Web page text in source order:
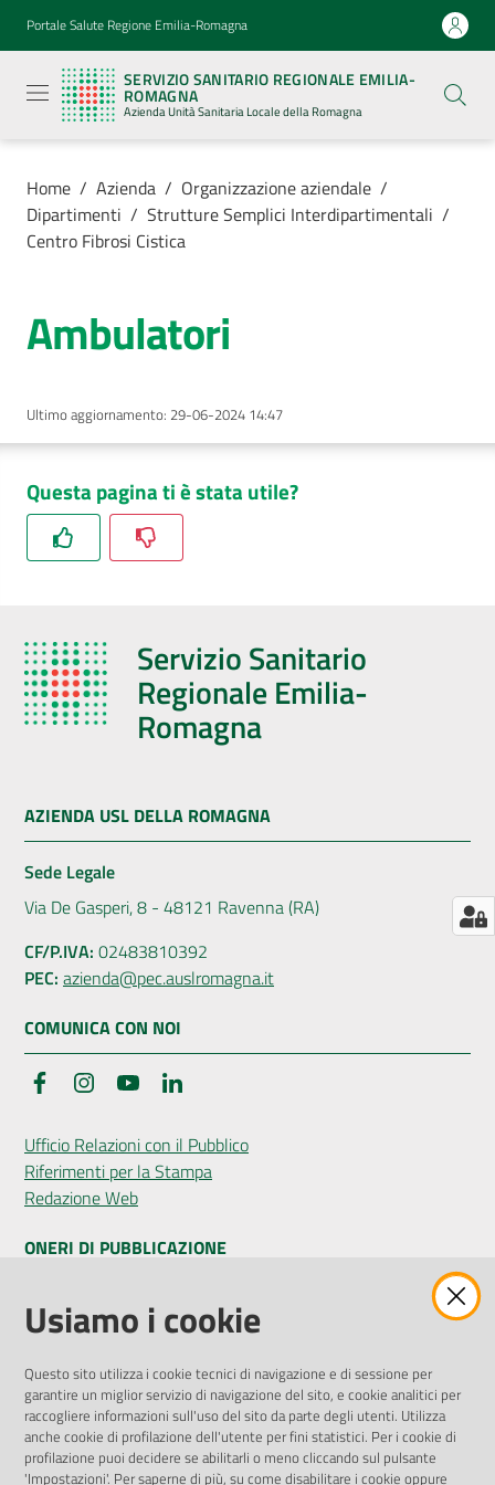
Vai al contenuto
Vai alla navigazione
Vai al footer
Portale Salute Regione Emilia-Romagna
SERVIZIO SANITARIO REGIONALE EMILIA-
ROMAGNA
Azienda Unità Sanitaria Locale della Romagna
Sanitario
Regionale
Emilia-
Romagna
Azienda
Sanitaria
Locale della
Romagna
Menu selezionato
Luoghi
di
cura
Menu selezionato
AUSL
Comunica
Dedicato
a...
e
Concorsi
Seguici
Home / Azienda / Organizzazione aziendale /
Dipartimenti / Strutture Semplici Interdipartimentali /
Centro Fibrosi Cistica
Ambulatori
Ultimo aggiornamento: 29-06-2024 14:47
Questa pagina ti è stata utile?
Servizio Sanitario
Regionale Emilia-
Romagna
AZIENDA USL DELLA ROMAGNA
Sede Legale
Via De Gasperi, 8 - 48121 Ravenna (RA)
CF/P.IVA: 02483810392
PEC: azienda@pec.auslromagna.it
COMUNICA CON NOI
FacebookInstagramYouTube
Ufficio Relazioni con il Pubblico
Riferimenti per la Stampa
Redazione Web
ONERI DI PUBBLICAZIONE
Amministrazione Trasparente
Pubblicità legale
Privacy Policy
Attuazione Misure PNRR
Liste di Attesa
Usiamo i cookie
Questo sito utilizza i cookie tecnici di navigazione e di sessione per
garantire un miglior servizio di navigazione del sito, e cookie analitici per
raccogliere informazioni sull'uso del sito da parte degli utenti. Utilizza
anche cookie di profilazione dell'utente per fini statistici. Per i cookie di
profilazione puoi decidere se abilitarli o meno cliccando sul pulsante
'Impostazioni'. Per saperne di più, su come disabilitare i cookie oppure